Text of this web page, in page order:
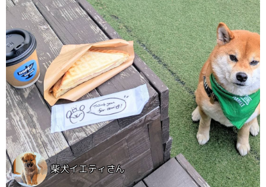
柴犬イエティさん